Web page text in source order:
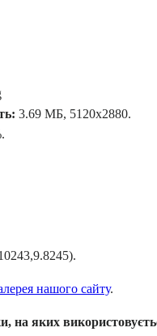
3.69 МБ, 5120x2880.
нашого сайту.
на яких